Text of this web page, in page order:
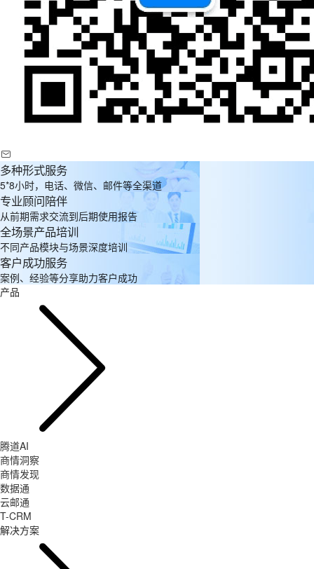
多种形式服务
5*8小时，电话、微信、邮件等全渠道
专业顾问陪伴
从前期需求交流到后期使用报告
全场景产品培训
不同产品模块与场景深度培训
客户成功服务
案例、经验等分享助力客户成功
产品
腾道AI
商情洞察
商情发现
数据通
云邮通
T-CRM
解决方案